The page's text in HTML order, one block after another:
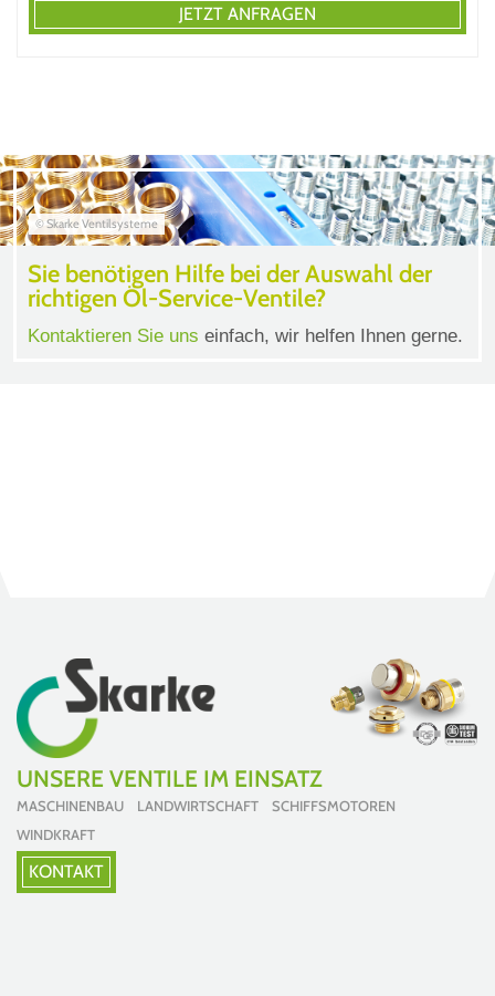
JETZT ANFRAGEN
© Skarke Ventilsysteme
Sie benötigen Hilfe bei der Auswahl der
richtigen Öl-Service-Ventile?
Kontaktieren Sie uns einfach, wir helfen Ihnen gerne.
UNSERE VENTILE IM EINSATZ
MASCHINENBAU LANDWIRTSCHAFT SCHIFFSMOTOREN
WINDKRAFT
KONTAKT